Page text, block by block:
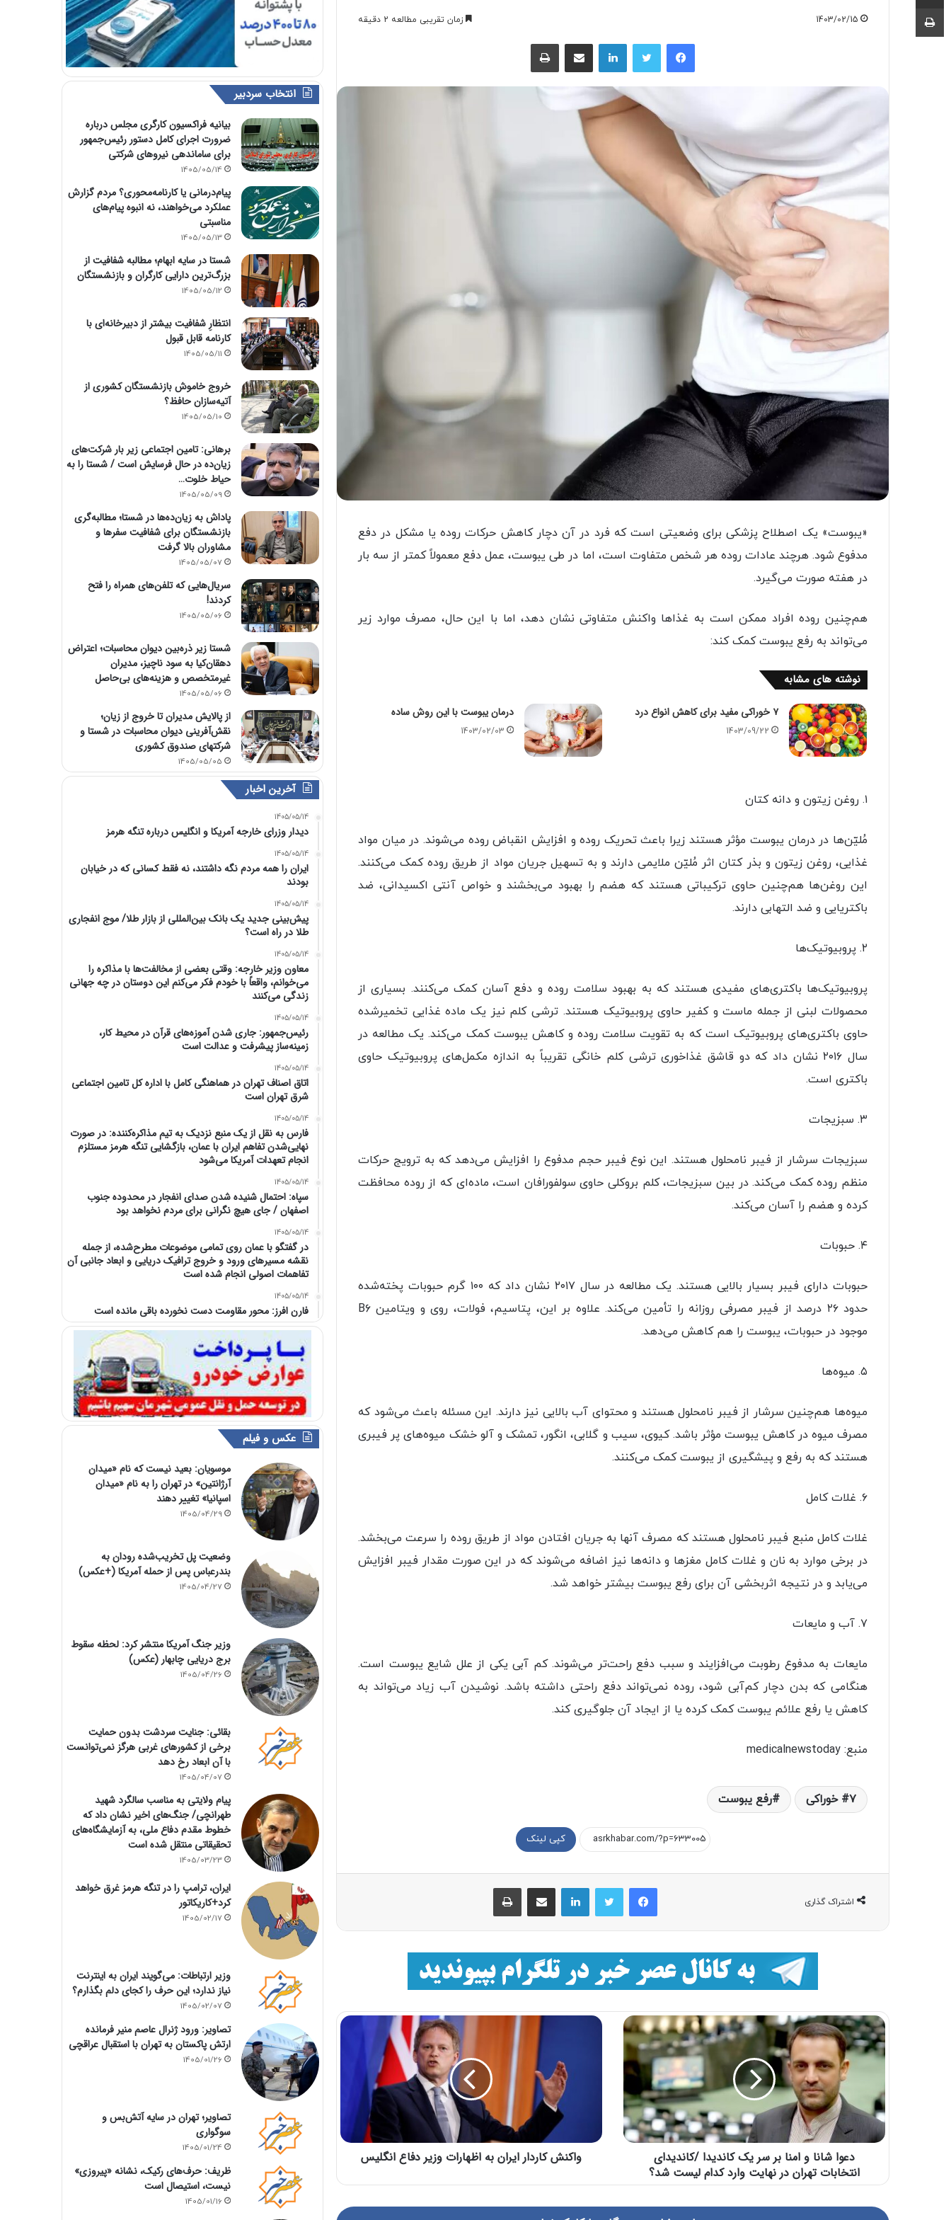
1403/02/15 زمان تقریبی مطالعه 2 دقیقه
فیسبوک لینکداین
«یبوست» یک اصطلاح پزشکی برای وضعیتی است که فرد در آن دچار کاهش حرکات روده یا مشکل در دفع
مدفوع شود. هرچند عادات روده هر شخص متفاوت است، اما در طی یبوست، عمل دفع معمولاً کمتر از سه بار
در هفته صورت می‌گیرد.
هم‌چنین روده افراد ممکن است به غذاها واکنش متفاوتی نشان ‌دهد، اما با این حال، مصرف موارد زیر
می‌تواند به رفع یبوست کمک کند:
نوشته های مشابه
۷ خوراکی مفید برای کاهش انواع درد
1403/09/22
درمان یبوست با این روش ساده
1403/02/03
۱. روغن زیتون و دانه کتان
مُلیّن‌ها در درمان یبوست مؤثر هستند زیرا باعث تحریک روده و افزایش انقباض روده می‌شوند. در میان مواد
غذایی، روغن زیتون و بذر کتان اثر مُلیّن ملایمی دارند و به تسهیل جریان مواد از طریق روده کمک می‌کنند.
این روغن‌ها هم‌چنین حاوی ترکیباتی هستند که هضم را بهبود می‌بخشند و خواص آنتی اکسیدانی، ضد
باکتریایی و ضد التهابی دارند.
۲. پروبیوتیک‌ها
پروبیوتیک‌ها باکتری‌های مفیدی هستند که به بهبود سلامت روده و دفع آسان کمک می‌کنند. بسیاری از
محصولات لبنی از جمله ماست و کفیر حاوی پروبیوتیک هستند. ترشی کلم نیز یک ماده غذایی تخمیرشده
حاوی باکتری‌های پروبیوتیک است که به تقویت سلامت روده و کاهش یبوست کمک می‌کند. یک مطالعه در
سال ۲۰۱۶ نشان داد که دو قاشق غذاخوری ترشی کلم خانگی تقریباً به اندازه مکمل‌های پروبیوتیک حاوی
باکتری است.
۳. سبزیجات
سبزیجات سرشار از فیبر نامحلول هستند. این نوع فیبر حجم مدفوع را افزایش می‌دهد که به ترویج حرکات
منظم روده کمک می‌کند. در بین سبزیجات، کلم بروکلی حاوی سولفورافان است، ماده‌ای که از روده محافظت
کرده و هضم را آسان می‌کند.
۴. حبوبات
حبوبات دارای فیبر بسیار بالایی هستند. یک مطالعه در سال ۲۰۱۷ نشان داد که ۱۰۰ گرم حبوبات پخته‌شده
حدود ۲۶ درصد از فیبر مصرفی روزانه را تأمین می‌کند. علاوه بر این، پتاسیم، فولات، روی و ویتامین B۶
موجود در حبوبات، یبوست را هم کاهش می‌دهد.
۵. میوه‌ها
میوه‌ها هم‌چنین سرشار از فیبر نامحلول هستند و محتوای آب بالایی نیز دارند. این مسئله باعث می‌شود که
مصرف میوه در کاهش یبوست مؤثر باشد. کیوی، سیب و گلابی، انگور، تمشک و آلو خشک میوه‌های پر فیبری
هستند که به رفع و پیشگیری از یبوست کمک می‌کنند.
۶. غلات کامل
غلات کامل منبع فیبر نامحلول هستند که مصرف آنها به جریان افتادن مواد از طریق روده را سرعت می‌بخشد.
در برخی موارد به نان و غلات کامل مغزها و دانه‌ها نیز اضافه می‌شوند که در این صورت مقدار فیبر افزایش
می‌یابد و در نتیجه اثربخشی آن برای رفع یبوست بیشتر خواهد شد.
۷. آب و مایعات
مایعات به مدفوع رطوبت می‌افزایند و سبب دفع راحت‌تر می‌شوند. کم آبی یکی از علل شایع یبوست است.
هنگامی که بدن دچار کم‌آبی ‌شود، روده نمی‌تواند دفع راحتی داشته باشد. نوشیدن آب زیاد می‌تواند به
کاهش یا رفع علائم یبوست کمک کرده یا از ایجاد آن جلوگیری کند.
منبع: medicalnewstoday
۷ خوراکی رفع یبوست
کپی لینک
اشتراک گذاری
فیسبوک لینکداین
دعوا شانا و امنا بر سر یک کاندیدا /کاندیدای
انتخابات تهران در نهایت وارد کدام لیست شد؟
واکنش کاردار ایران به اظهارات وزیر دفاع انگلیس
انتخاب سردبیر
بیانیه فراکسیون کارگری مجلس درباره
ضرورت اجرای کامل دستور رئیس‌جمهور
برای ساماندهی نیروهای شرکتی
1405/05/14
پیام‌درمانی یا کارنامه‌محوری؟ مردم گزارش
عملکرد می‌خواهند، نه انبوه پیام‌های
مناسبتی
1405/05/13
شستا در سایه ابهام؛ مطالبه شفافیت از
بزرگ‌ترین دارایی کارگران و بازنشستگان
1405/05/12
انتظارِ شفافیت بیشتر از دبیرخانه‌ای با
کارنامه قابل قبول
1405/05/11
خروج خاموش بازنشستگان کشوری از
آتیه‌سازان حافظ؟
1405/05/10
برهانی: تامین اجتماعی زیر بار شرکت‌های
زیان‌ده در حال فرسایش است / شستا را به
حیاط خلوت…
1405/05/09
پاداش به زیان‌ده‌ها در شستا؛ مطالبه‌گری
بازنشستگان برای شفافیت سفرها و
مشاوران بالا گرفت
1405/05/07
سریال‌هایی که تلفن‌های همراه را فتح
کردند!
1405/05/06
شستا زیر ذره‌بین دیوان محاسبات؛ اعتراض
دهقان‌کیا به سود ناچیز، مدیران
غیرمتخصص و هزینه‌های بی‌حاصل
1405/05/06
از پالایش مدیران تا خروج از زیان؛
نقش‌آفرینی دیوان محاسبات در شستا و
شرکتهای صندوق کشوری
1405/05/05
آخرین اخبار
1405/05/14
دیدار وزرای خارجه آمریکا و انگلیس درباره تنگه هرمز
1405/05/14
ایران را همه مردم نگه داشتند، نه فقط کسانی که در خیابان
بودند
1405/05/14
پیش‌بینی جدید یک بانک بین‌المللی از بازار طلا/ موج انفجاری
طلا در راه است؟
1405/05/14
معاون وزیر خارجه: وقتی بعضی از مخالفت‌ها با مذاکره را
می‌خوانم، واقعاً با خودم فکر می‌کنم این دوستان در چه جهانی
زندگی می‌کنند
1405/05/14
رئیس‌جمهور: جاری شدن آموزه‌های قرآن در محیط کار،
زمینه‌ساز پیشرفت و عدالت است
1405/05/14
اتاق اصناف تهران در هماهنگی کامل با اداره کل تامین اجتماعی
شرق تهران است
1405/05/14
فارس به نقل از یک منبع نزدیک به تیم مذاکره‌کننده: در صورت
نهایی‌شدن تفاهم ایران با عمان، بازگشایی تنگه هرمز مستلزم
انجام تعهدات آمریکا می‌شود
1405/05/14
سپاه: احتمال شنیده شدن صدای انفجار در محدوده جنوب
اصفهان / جای هیچ نگرانی برای مردم نخواهد بود
1405/05/14
در گفتگو با عمان روی تمامی موضوعات مطرح‌شده، از جمله
نقشه مسیرهای ورود و خروج ترافیک دریایی و ابعاد جانبی آن
تفاهمات اصولی انجام شده است
1405/05/14
فارن افرز: محور مقاومت دست نخورده باقی مانده است
عکس و فیلم
موسویان: بعید نیست که نام «میدان
آرژانتین» در تهران را به نام «میدان
اسپانیا» تغییر دهند
1405/04/29
وضعیت پل تخریب‌شده رودان به
بندرعباس پس از حمله آمریکا (+عکس)
1405/04/27
وزیر جنگ آمریکا منتشر کرد: لحظه سقوط
برج دریایی چابهار (عکس)
1405/04/26
بقائی: جنایت سردشت بدون حمایت
برخی از کشورهای غربی هرگز نمی‌توانست
با آن ابعاد رخ دهد
1405/04/07
پیام ولایتی به مناسب سالگرد شهید
طهرانچی/ جنگ‌های اخیر نشان داد که
خطوط مقدم دفاع ملی، به آزمایشگاه‌های
تحقیقاتی منتقل شده است
1405/03/23
ایران، ترامپ را در تنگه هرمز غرق خواهد
کرد+کاریکاتور
1405/02/17
وزیر ارتباطات: می‌گویند ایران به اینترنت
نیاز ندارد؛ این حرف را کجای دلم بگذارم؟
1405/02/07
تصاویر: ورود ژنرال عاصم منیر فرمانده
ارتش پاکستان به تهران با استقبال عراقچی
1405/01/26
تصاویر؛ تهران در سایه آتش‌بس و
سوگواری
1405/01/24
ظریف: حرف‌های رکیک، نشانه «پیروزی»
نیست، استیصال است
1405/01/16